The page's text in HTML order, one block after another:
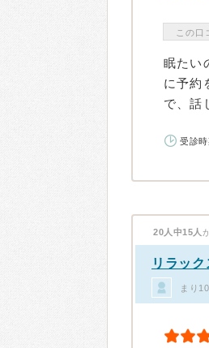
この口
眠たい
に予約
で、話
受診
20人中15人
リラッ
まり